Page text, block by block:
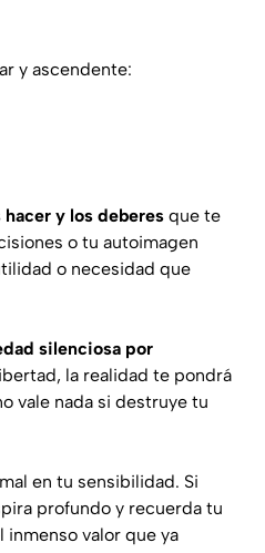
y ascendente:
y los deberes que te
o tu autoimagen
o necesidad que
silenciosa por
la realidad te pondrá
vale nada si destruye tu
en tu sensibilidad. Si
profundo y recuerda tu
valor que ya